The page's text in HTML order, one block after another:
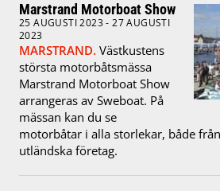
Marstrand Motorboat Show
25 AUGUSTI 2023 - 27 AUGUSTI
2023
MARSTRAND. Västkustens
största motorbåtsmässa
Marstrand Motorboat Show
arrangeras av Sweboat. På
mässan kan du se
motorbåtar i alla storlekar, både
utländska företag.